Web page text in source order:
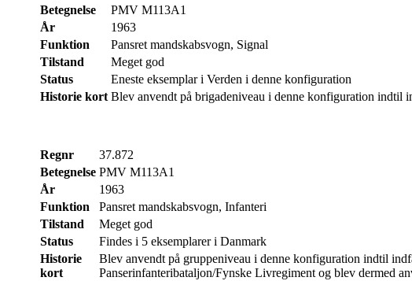
Betegnelse
PMV M113A1
År
1963
Funktion
Pansret mandskabsvogn, Signal
Tilstand
Meget god
Status
Eneste eksemplar i Verden i denne konfiguration
Historie kort Blev anvendt på brigadeniveau i denne konfiguration
Regnr
37.872
Betegnelse PMV M113A1
År
1963
Funktion
Pansret mandskabsvogn, Infanteri
Tilstand
Meget god
Status
Findes i 5 eksemplarer i Danmark
Historie
kort
Blev anvendt på gruppeniveau i denne konfiguration indtil
Panserinfanteribataljon/Fynske Livregiment og blev dermed